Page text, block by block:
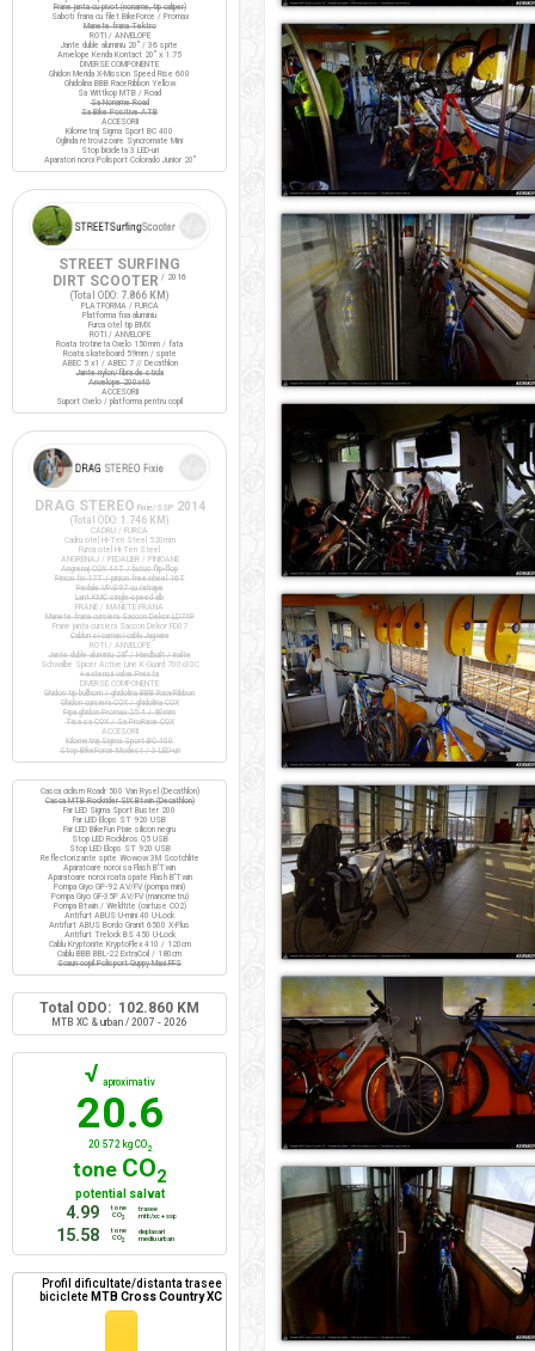
Frane janta cu pivot (noname, tip caliper)
Saboti frana cu filet BikeForce / Promax
Manete frana Tektro
ROTI / ANVELOPE
Jante duble aluminiu 20" / 36 spite
Anvelope Kenda Kontact 20" x 1.75
DIVERSE COMPONENTE
Ghidon Merida X-Mission Speed Rise 600
Ghidolina BBB RaceRibbon Yellow
Sa Wittkop MTB / Road
Sa Noname Road
Sa Bike Positive ATB
ACCESORII
Kilometraj Sigma Sport BC 400
Oglinda retrovizoare Syncromate Mini
Stop bicicleta 3 LED-uri
Aparatori noroi Polisport Colorado Junior 20"
STREET SURFING
DIRT SCOOTER / 2016
(Total ODO: 7.866 KM )
PLATFORMA / FURCA
Platforma fixa aluminiu
Furca otel tip BMX
ROTI / ANVELOPE
Roata trotineta Oxelo 150mm / fata
Roata skateboard 59mm / spate
ABEC 5 x1 / ABEC 7 // Decathlon
Jante nylon/fibra de sticla
Anvelope 200x40
ACCESORII
Suport Oxelo / platforma pentru copil
DRAG STEREO Fixie/SSP 2014
(Total ODO: 1.746 KM )
CADRU / FURCA
Cadru otel Hi-Ten Steel 520mm
Furca otel Hi-Ten Steel
ANGRENAJ / PEDALIER / PINIOANE
Angrenaj COX 44T / butuc flip-flop
Pinion fix 17T / pinion freewheel 16T
Pedale VP-397 cu ratrape
Lant KMC single-speed alb
FRANE / MANETE FRANA
Manete frana cursiera Saccon Dekor LD74P
Frane janta cursiera Saccon Dekor FD07
Cabluri si camasi cablu Jagwire
ROTI / ANVELOPE
Jante duble aluminiu 28" / Handbuilt / inalte
Schwalbe Spicer Active Line K-Guard 700x30C
+ extensii valve Presta
DIVERSE COMPONENTE
Ghidon tip bullhorn / ghidolina BBB RaceRibbon
Ghidon cursiera COX / ghidolina COX
Pipa ghidon Promax 25.4 / 80mm
Tisa sa COX / Sa ProRace COX
ACCESORII
Kilometraj Sigma Sport BC 400
Stop BikeForce Modest / 3 LED-uri
Casca ciclism Roadr 500 Van Rysel (Decathlon)
Casca MTB Rockrider SIX Btwin (Decathlon)
Far LED Sigma Sport Buster 200
Far LED Elops ST 920 USB
Far LED BikeFun Pixie silicon negru
Stop LED Rockbros Q5 USB
Stop LED Elops ST 920 USB
Reflectorizante spite Wowow 3M Scotchlite
Aparatoare noroi sa Flash B'Twin
Aparatoare noroi roata spate Flash B'Twin
Pompa Giyo GP-92 AV/FV (pompa mini)
Pompa Giyo GF-35P AV/FV (manometru)
Pompa Btwin / Weldtite (cartuse CO2)
Antifurt ABUS U-mini 40 U-Lock
Antifurt ABUS Bordo Granit 6500 X-Plus
Antifurt Trelock BS 450 U-Lock
Cablu Kryptonite KryptoFlex 410 / 120cm
Cablu BBB BBL-22 ExtraCoil / 180cm
Scaun copil Polisport Guppy Maxi FFS
Total ODO: 102.860 KM
MTB XC & urban / 2007 - 2026
√ aproximativ
20.6
20 572 kg CO2
tone CO2
potential salvat
4.99
tone
CO2
trasee
mtb/xc + ssp
15.58
tone
CO2
deplasari
mediu urban
Profil dificultate/distanta trasee
biciclete MTB Cross Country XC